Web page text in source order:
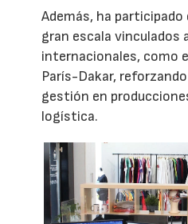
Además, ha
gran escala vinculados
internacionales, como
París-Dakar,
gestión en
logística.